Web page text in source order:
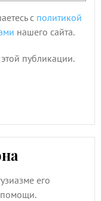
с политикой
нашего сайта.
публикации.
его